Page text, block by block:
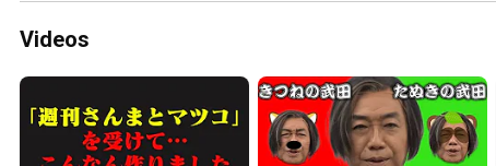
Videos